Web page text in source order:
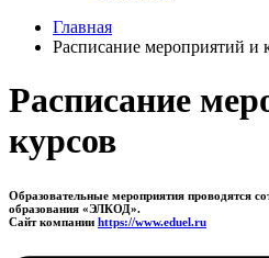
Главная
Расписание мероприятий и
Расписание
курсов
Образовательные мероприятия проводятся
образования «ЭЛКОД».
Сайт компании https://www.eduel.ru